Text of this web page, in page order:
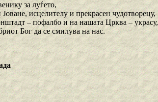
за луѓето,
Јоване, исцелителу и прекрасен чудотворецу,
– пофалбо и на нашата Црква – украсу,
Бог да се смилува на нас.